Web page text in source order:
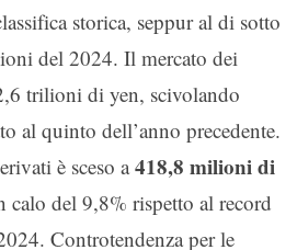
storica, seppur al di sotto
del 2024. Il mercato dei
trilioni di yen, scivolando
al quinto dell’anno precedente.
è sceso a418,8 milioni di
calo del 9,8% rispetto al record
Controtendenza per le